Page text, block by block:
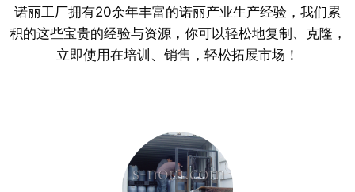
诺丽工厂拥有20余年丰富的诺丽产业生产经验，我们累
积的这些宝贵的经验与资源，你可以轻松地复制、克隆，
立即使用在培训、销售，轻松拓展市场！